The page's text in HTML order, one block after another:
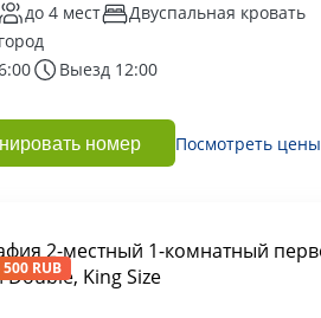
до 4 мест
Двуспальная кровать
Выезд 12:00
номер Посмотреть цены
RUB